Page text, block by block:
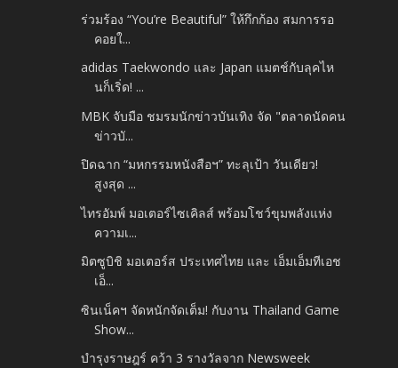
ร่วมร้อง “You’re Beautiful” ให้กึกก้อง สมการรอ
คอยใ...
adidas Taekwondo และ Japan แมตช์กับลุคไห
นก็เริ่ด! ...
MBK จับมือ ชมรมนักข่าวบันเทิง จัด "ตลาดนัดคน
ข่าวบั...
ปิดฉาก “มหกรรมหนังสือฯ” ทะลุเป้า วันเดียว!
สูงสุด ...
ไทรอัมพ์ มอเตอร์ไซเคิลส์ พร้อมโชว์ขุมพลังแห่ง
ความเ...
มิตซูบิชิ มอเตอร์ส ประเทศไทย และ เอ็มเอ็มทีเอช
เอ็...
ซินเน็คฯ จัดหนักจัดเต็ม! กับงาน Thailand Game
Show...
บำรุงราษฎร์ คว้า 3 รางวัลจาก Newsweek